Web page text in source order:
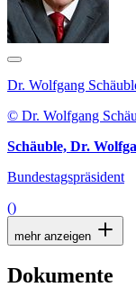
Dr. Wolfgang
© Dr. Wolfgang
Schäuble, Dr.
Bundestagspräsident
()
mehr anzeigen
Dokumente